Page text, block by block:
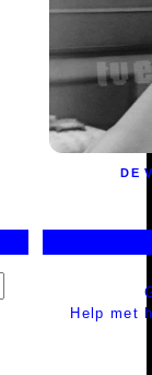
DE
Help met